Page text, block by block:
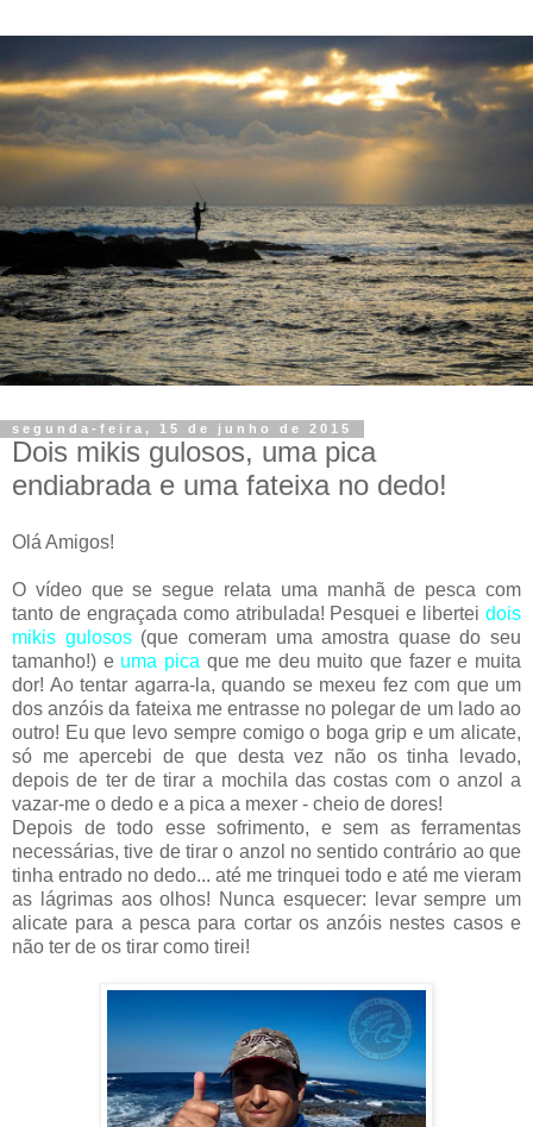
segunda-feira, 15 de junho de 2015
Dois mikis gulosos, uma pica
endiabrada e uma fateixa no dedo!
Olá Amigos!
O vídeo que se segue relata uma manhã de pesca com
tanto de engraçada como atribulada! Pesquei e libertei dois
mikis gulosos(que comeram uma amostra quase do seu
tamanho!) e uma pica que me deu muito que fazer e muita
dor! Ao tentar agarra-la, quando se mexeu fez com que um
dos anzóis da fateixa me entrasse no polegar de um lado ao
outro! Eu que levo sempre comigo o boga grip e um alicate,
só me apercebi de que desta vez não os tinha levado,
depois de ter de tirar a mochila das costas com o anzol a
vazar-me o dedo e a pica a mexer - cheio de dores!
Depois de todo esse sofrimento, e sem as ferramentas
necessárias, tive de tirar o anzol no sentido contrário ao que
tinha entrado no dedo... até me trinquei todo e até me vieram
as lágrimas aos olhos! Nunca esquecer: levar sempre um
alicate para a pesca para cortar os anzóis nestes casos e
não ter de os tirar como tirei!